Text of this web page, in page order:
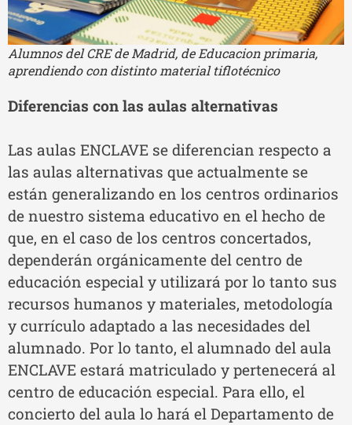
Alumnos del CRE de Madrid, de Educacion primaria,
aprendiendo con distinto material tiflotécnico
Diferencias con las aulas alternativas
Las aulas ENCLAVE se diferencian respecto a
las aulas alternativas que actualmente se
están generalizando en los centros ordinarios
de nuestro sistema educativo en el hecho de
que, en el caso de los centros concertados,
dependerán orgánicamente del centro de
educación especial y utilizará por lo tanto sus
recursos humanos y materiales, metodología
y currículo adaptado a las necesidades del
alumnado. Por lo tanto, el alumnado del aula
ENCLAVE estará matriculado y pertenecerá al
centro de educación especial. Para ello, el
concierto del aula lo hará el Departamento de